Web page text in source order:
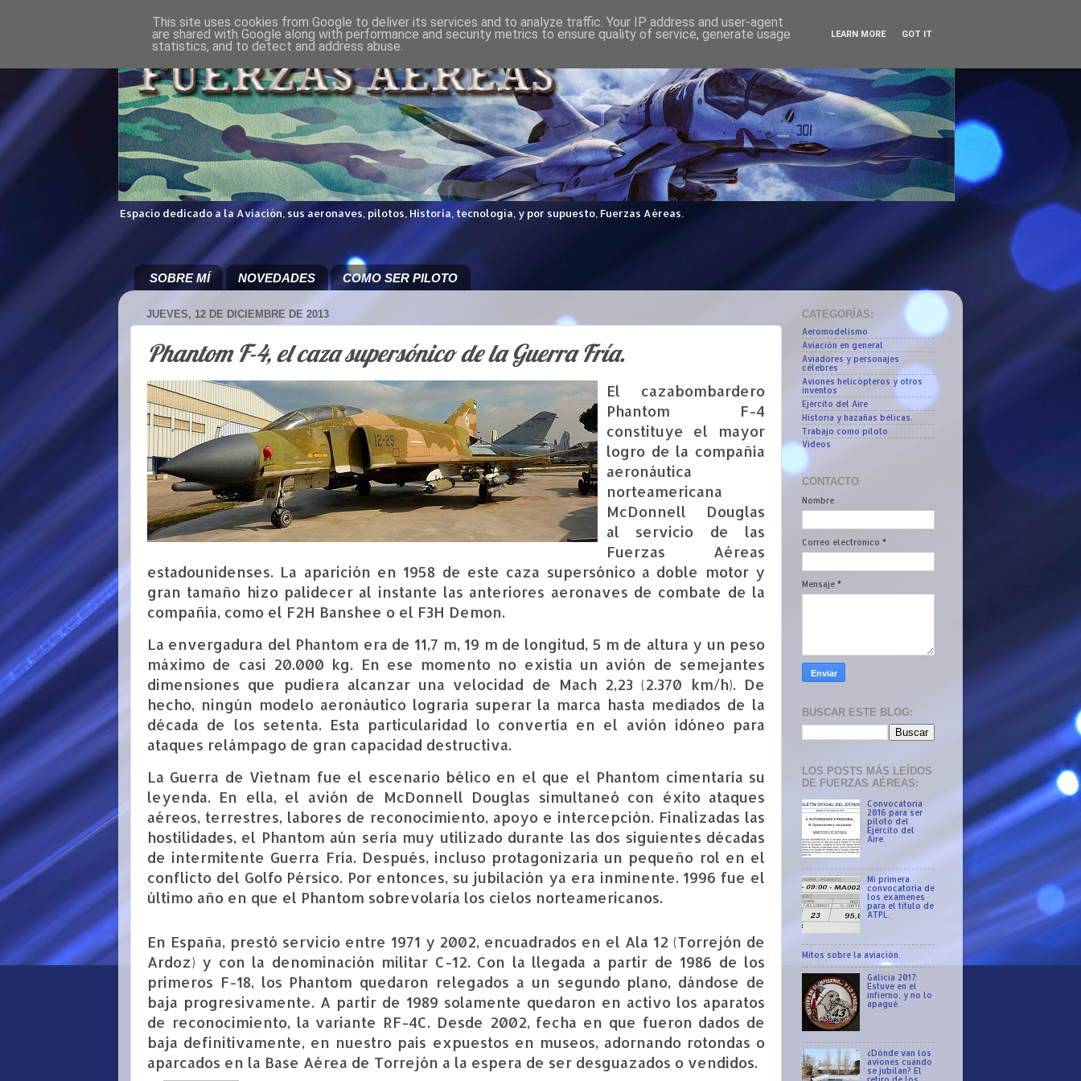
Espacio dedicado a la Aviación, sus aeronaves, pilotos, Historia, tecnología, y por supuesto, Fuerzas Aéreas.
SOBRE MÍ NOVEDADES COMO SER PILOTO
JUEVES, 12 DE DICIEMBRE DE 2013
Phantom F-4, el caza supersónico de la Guerra Fría.
El cazabombardero
Phantom F-4
constituye el mayor
logro de la compañía
aeronáutica
norteamericana
McDonnell Douglas
al servicio de las
Fuerzas Aéreas
estadounidenses. La aparición en 1958 de este caza supersónico a doble motor y
gran tamaño hizo palidecer al instante las anteriores aeronaves de combate de la
compañía, como el F2H Banshee o el F3H Demon.
La envergadura del Phantom era de 11,7 m, 19 m de longitud, 5 m de altura y un peso
máximo de casi 20.000 kg. En ese momento no existía un avión de semejantes
dimensiones que pudiera alcanzar una velocidad de Mach 2,23 (2.370 km/h). De
hecho, ningún modelo aeronáutico lograría superar la marca hasta mediados de la
década de los setenta. Esta particularidad lo convertía en el avión idóneo para
ataques relámpago de gran capacidad destructiva.
La Guerra de Vietnam fue el escenario bélico en el que el Phantom cimentaría su
leyenda. En ella, el avión de McDonnell Douglas simultaneó con éxito ataques
aéreos, terrestres, labores de reconocimiento, apoyo e intercepción. Finalizadas las
hostilidades, el Phantom aún sería muy utilizado durante las dos siguientes décadas
de intermitente Guerra Fría. Después, incluso protagonizaría un pequeño rol en el
conflicto del Golfo Pérsico. Por entonces, su jubilación ya era inminente. 1996 fue el
último año en que el Phantom sobrevolaría los cielos norteamericanos.
En España, prestó servicio entre 1971 y 2002, encuadrados en el Ala 12 (Torrejón de
Ardoz) y con la denominación militar C-12. Con la llegada a partir de 1986 de los
primeros F-18, los Phantom quedaron relegados a un segundo plano, dándose de
baja progresivamente. A partir de 1989 solamente quedaron en activo los aparatos
de reconocimiento, la variante RF-4C. Desde 2002, fecha en que fueron dados de
baja definitivamente, en nuestro país expuestos en museos, adornando rotondas o
aparcados en la Base Aérea de Torrejón a la espera de ser desguazados o vendidos.
CATEGORÍAS:
Aeromodelismo
Aviación en general
Aviadores y personajes
célebres
Aviones helicópteros y otros
inventos
Ejército del Aire
Historia y hazañas bélicas.
Trabajo como piloto
Vídeos
CONTACTO
Nombre
Correo electrónico *
Mensaje *
BUSCAR ESTE BLOG:
LOS POSTS MÁS LEÍDOS
DE FUERZAS AÉREAS:
Convocatoria
2016 para ser
piloto del
Ejército del
Aire.
Mi primera
convocatoria de
los exámenes
para el título de
ATPL.
Mitos sobre la aviación.
Galicia 2017:
Estuve en el
infierno, y no lo
apagué.
¿Dónde van los
aviones cuando
se jubilan? El
This site uses cookies from Google to deliver its services and to analyze traffic. Your IP address and user-agent
are shared with Google along with performance and security metrics to ensure quality of service, generate usage
statistics, and to detect and address abuse.
LEARN MORE GOT IT